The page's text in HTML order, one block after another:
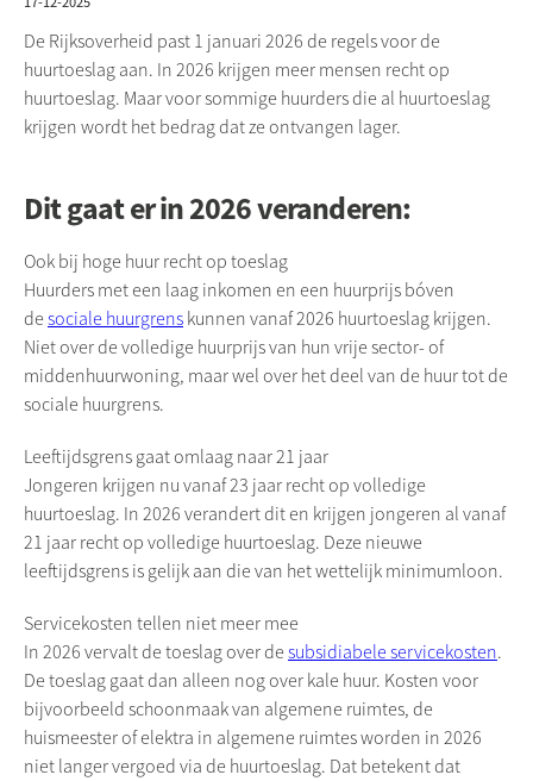
De Rijksoverheid past 1 januari 2026 de regels voor de
huurtoeslag aan. In 2026 krijgen meer mensen recht op
huurtoeslag. Maar voor sommige huurders die al huurtoeslag
krijgen wordt het bedrag dat ze ontvangen lager.
Dit gaat er in 2026 veranderen:
Ook bij hoge huur recht op toeslag
Huurders met een laag inkomen en een huurprijs bóven
de sociale huurgrens kunnen vanaf 2026 huurtoeslag krijgen.
Niet over de volledige huurprijs van hun vrije sector- of
middenhuurwoning, maar wel over het deel van de huur tot de
sociale huurgrens.
Leeftijdsgrens gaat omlaag naar 21 jaar
Jongeren krijgen nu vanaf 23 jaar recht op volledige
huurtoeslag. In 2026 verandert dit en krijgen jongeren al vanaf
21 jaar recht op volledige huurtoeslag. Deze nieuwe
leeftijdsgrens is gelijk aan die van het wettelijk minimumloon.
Servicekosten tellen niet meer mee
In 2026 vervalt de toeslag over de subsidiabele servicekosten.
De toeslag gaat dan alleen nog over kale huur. Kosten voor
bijvoorbeeld schoonmaak van algemene ruimtes, de
huismeester of elektra in algemene ruimtes worden in 2026
niet langer vergoed via de huurtoeslag. Dat betekent dat